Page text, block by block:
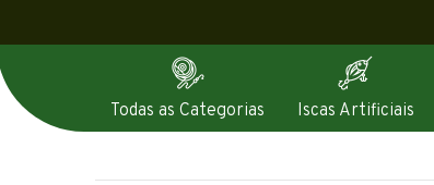
Todas as Categorias Iscas Artificiais